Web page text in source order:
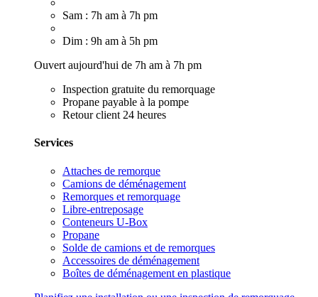
Sam : 7h am à 7h pm
Dim : 9h am à 5h pm
Ouvert aujourd'hui de 7h am à 7h pm
Inspection gratuite du remorquage
Propane payable à la pompe
Retour client 24 heures
Services
Attaches de remorque
Camions de déménagement
Remorques et remorquage
Libre-entreposage
Conteneurs U-Box
Propane
Solde de camions et de remorques
Accessoires de déménagement
Boîtes de déménagement en plastique